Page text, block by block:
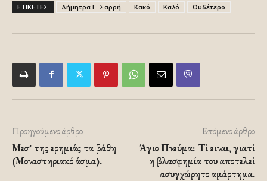
ΕΤΙΚΕΤΕΣ Δήμητρα Γ. Σαρρή Κακό Καλό Ουδέτερο
Προηγούμενο άρθρο
Μεσ’ της ερημιάς τα βάθη
(Μοναστηριακό άσμα).
Επόμενο άρθρο
Άγιο Πνεύμα: Τί ειναι, γιατί
η βλασφημία του αποτελεί
ασυγχώρητο αμάρτημα.